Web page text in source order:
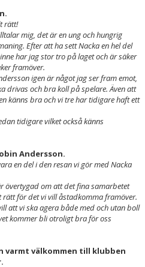
rätt!
mig, det är en ung och hungrig
Efter att ha sett Nacka en hel del
har jag stor tro på laget och är säker
framöver.
igen är något jag ser fram emot,
drivas och bra koll på spelare. Även att
känns bra och vi tre har tidigare haft ett
tidigare vilket också känns
Andersson.
en del i den resan vi gör med Nacka
övertygad om att det fina samarbetet
för det vi vill åstadkomma framöver.
att vi ska agera både med och utan boll
kommer bli otroligt bra för oss
varmt välkommen till klubben